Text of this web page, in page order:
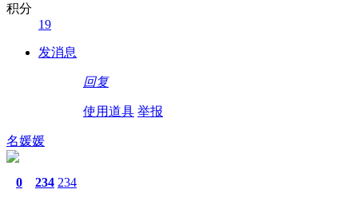
积分
19
发消息
回复
使用道具 举报
名媛媛
0 234 234